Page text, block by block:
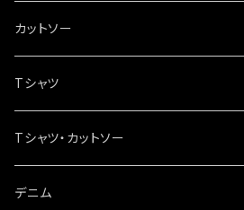
カットソー
Tシャツ
Tシャツ・カットソー
デニム